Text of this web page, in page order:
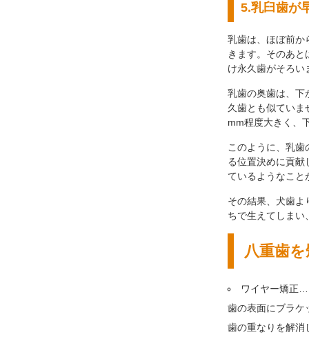
5.乳臼歯が
乳歯は、ほぼ前か
きます。そのあ
け永久歯がそろい
乳歯の奥歯は、下
久歯とも似ていま
mm程度大きく、
このように、乳
る位置決めに貢献
ているようなこと
その結果、犬歯よ
ちで生えてしまい
八重歯
ワイヤー矯正…
歯の表面にブラケ
歯の重なりを解消